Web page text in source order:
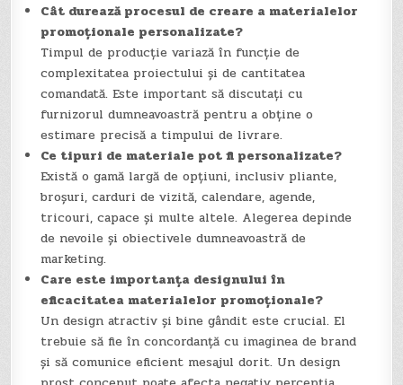
Cât durează procesul de creare a materialelor
promoționale personalizate?
Timpul de producție variază în funcție de
complexitatea proiectului și de cantitatea
comandată. Este important să discutați cu
furnizorul dumneavoastră pentru a obține o
estimare precisă a timpului de livrare.
Ce tipuri de materiale pot fi personalizate?
Există o gamă largă de opțiuni, inclusiv pliante,
broșuri, carduri de vizită, calendare, agende,
tricouri, capace și multe altele. Alegerea depinde
de nevoile și obiectivele dumneavoastră de
marketing.
Care este importanța designului în
eficacitatea materialelor promoționale?
Un design atractiv și bine gândit este crucial. El
trebuie să fie în concordanță cu imaginea de brand
și să comunice eficient mesajul dorit. Un design